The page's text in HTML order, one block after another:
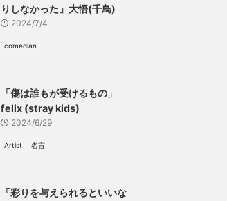
りしなかった」大悟(千鳥)
2024/7/4
comedian
「傷は誰もが受けるもの」
felix (stray kids)
2024/6/29
Artist 名言
「彩りを与えられるといいな